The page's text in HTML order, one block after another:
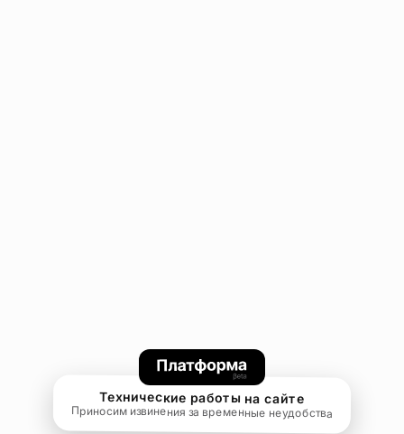
Технические работы на сайте
Приносим извинения за временные неудобства